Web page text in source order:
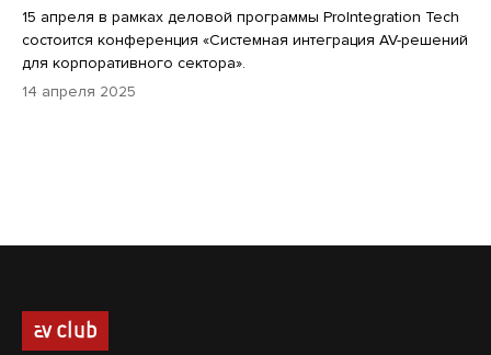
15 апреля в рамках деловой программы ProIntegration Tech
состоится конференция «Системная интеграция AV-решений
для корпоративного сектора».
14 апреля 2025